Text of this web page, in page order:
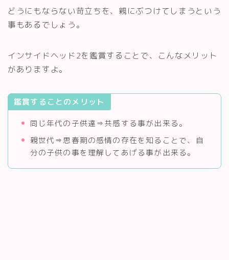
どうにもならない苛立ちを、親にぶつけてしまうという
事もあるでしょう。
インサイドヘッド2を鑑賞することで、こんなメリット
がありますよ。
鑑賞することのメリット
同じ年代の子供達⇒共感する事が出来る。
親世代⇒思春期の感情の存在を知ることで、自
分の子供の事を理解してあげる事が出来る。